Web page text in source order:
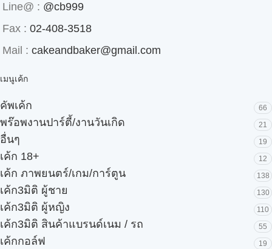
Line@ : @cb999
Fax : 02-408-3518
Mail : cakeandbaker@gmail.com
เมนูเค้ก
คัพเค้ก 66
พร๊อพงานปาร์ตี้/งานวันเกิด 21
อื่นๆ 19
เค้ก 18+ 12
เค้ก ภาพยนตร์/เกม/การ์ตูน 138
เค้ก3มิติ ผู้ชาย 130
เค้ก3มิติ ผู้หญิง 110
เค้ก3มิติ สินค้าแบรนด์เนม / รถ 55
เค้กกอล์ฟ 19